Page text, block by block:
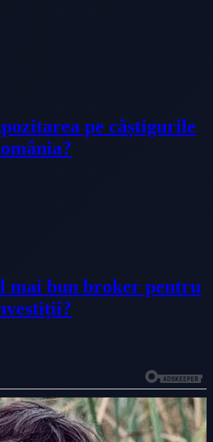
pe câștigurile
mai bun broker pentru